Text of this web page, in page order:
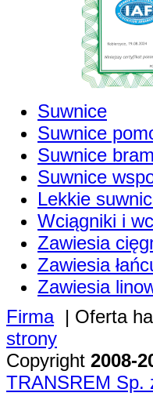
Suwnice
Suwnice
Suwnice
Suwnice
Lekkie
Wciągniki i
Zawiesia
Zawiesia
Zawiesia
Firma| Oferta
strony
Copyright 2008-
TRANSREM Sp.